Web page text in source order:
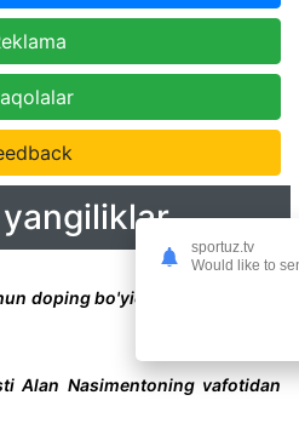
doping bo'yicha ayblovlar olib
Alan Nasimentoning vafotidan
sportuz.tv
Would like to